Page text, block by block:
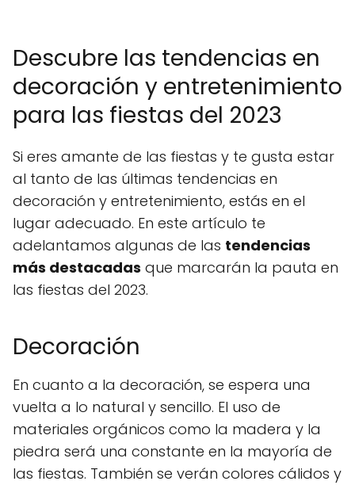
Descubre las tendencias en
decoración y entretenimiento
para las fiestas del 2023
Si eres amante de las fiestas y te gusta estar
al tanto de las últimas tendencias en
decoración y entretenimiento, estás en el
lugar adecuado. En este artículo te
adelantamos algunas de las tendencias
más destacadas que marcarán la pauta en
las fiestas del 2023.
Decoración
En cuanto a la decoración, se espera una
vuelta a lo natural y sencillo. El uso de
materiales orgánicos como la madera y la
piedra será una constante en la mayoría de
las fiestas. También se verán colores cálidos y